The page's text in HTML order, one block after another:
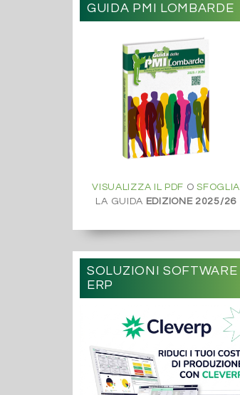
GUIDA PMI LOMBARDE
VISUALIZZA IL PDF OSFOGLIA
LA GUIDA EDIZIONE 2025/26
SOLUZIONI SOFTWARE
ERP